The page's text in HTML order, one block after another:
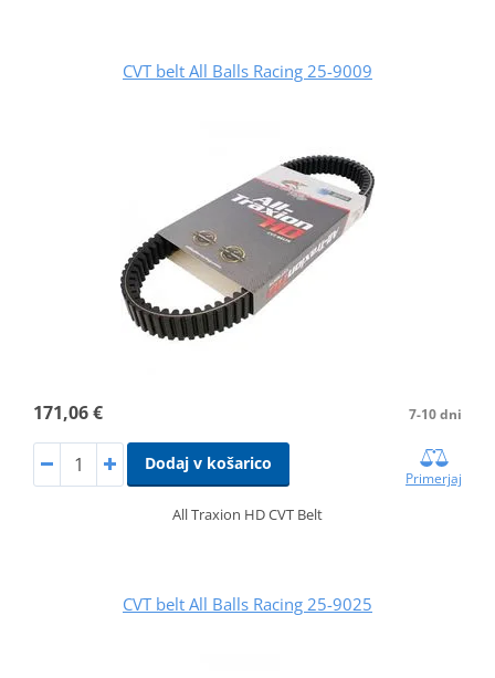
CVT belt All Balls Racing 25-9009
171,06 € 7-10 dni
Dodaj v košarico
Primerjaj
All Traxion HD CVT Belt
CVT belt All Balls Racing 25-9025